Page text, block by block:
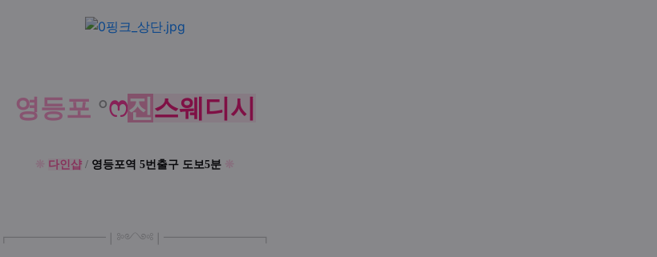
영등포 °ෆ진스웨디시
❊ 다인샵 / 영등포역 5번출구 도보5분 ❊
┏━━━━━━━━ ❘༻༺❘ ━━━━━━━━┓